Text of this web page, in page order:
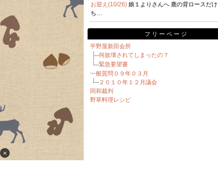
×
お迎え(10/26) 娘１よりさんへ 鹿の背ロースだ
ち…
フリーページ
平野屋新田会所
何故壊されてしまったの？
緊急要望書
一般質問０９年０３月
２０１０年１２月議会
同和裁判
野草料理レシピ